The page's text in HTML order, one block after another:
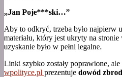
„Jan Poje***ski…”
Aby to odkryć, trzeba było najpierw
materiału, który jest ukryty na
uzyskanie było w pełni legalne.
Linki szybko zostały poprawione, ale
wpolityce.pl prezentuje dowód